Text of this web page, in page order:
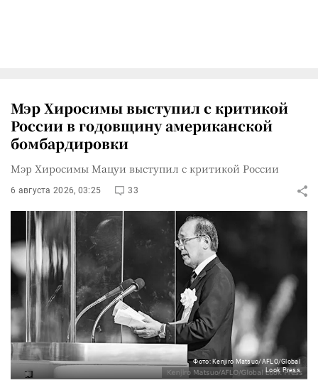
Мэр Хиросимы выступил с критикой
России в годовщину американской
бомбардировки
Мэр Хиросимы Мацуи выступил с критикой России
6 августа 2026, 03:25 33
Фото: Kenjiro Matsuo/AFLO/Global
Look Press